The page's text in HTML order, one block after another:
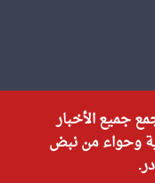
جميع الأخبار
وحواء من نبض